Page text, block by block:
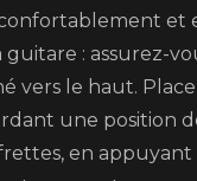
et
: assurez-
vers le haut.
une position
en